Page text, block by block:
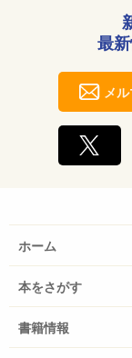
最
メ
ホーム
本をさがす
書籍情報